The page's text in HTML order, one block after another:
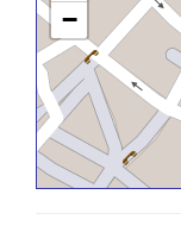
−